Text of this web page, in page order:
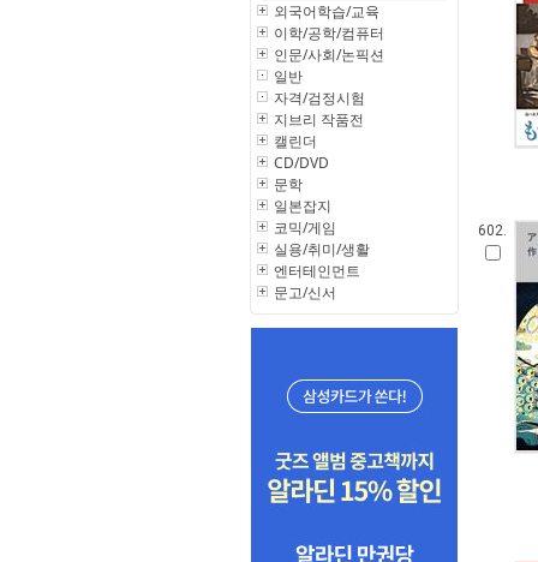
외국어학습/교육
이학/공학/컴퓨터
인문/사회/논픽션
일반
자격/검정시험
지브리 작품전
캘린더
CD/DVD
문학
일본잡지
코믹/게임
실용/취미/생활
엔터테인먼트
문고/신서
602.